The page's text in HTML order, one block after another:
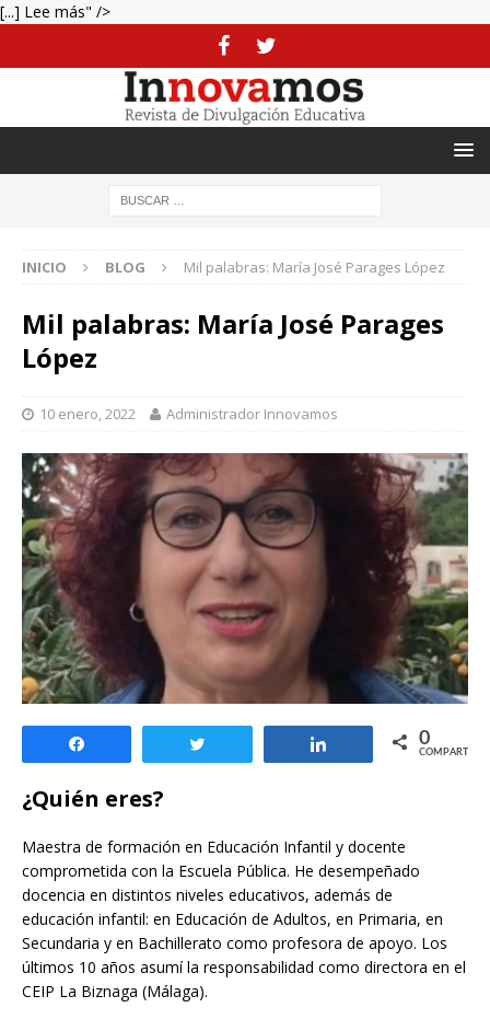
[...] Lee más" />
INICIO BLOG Mil palabras: María José Parages López
Mil palabras: María José Parages
López
10 enero, 2022 Administrador Innovamos
Compartir 0
COMPARTIR
¿Quién eres?
Maestra de formación en Educación Infantil y docente
comprometida con la Escuela Pública. He desempeñado
docencia en distintos niveles educativos, además de
educación infantil: en Educación de Adultos, en Primaria, en
Secundaria y en Bachillerato como profesora de apoyo. Los
últimos 10 años asumí la responsabilidad como directora en el
CEIP La Biznaga (Málaga).